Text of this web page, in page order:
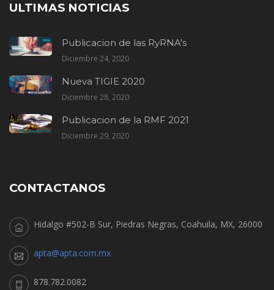
ULTIMAS NOTICIAS
Publicacion de las RyRNA's
Diciembre 24, 2020
Nueva TIGIE 2020
Diciembre 28, 2020
Publicacion de la RMF 2021
Diciembre 29, 2020
CONTACTANOS
Hidalgo #502-B Sur, Piedras Negras, Coahuila, MX, 26000
apta@apta.com.mx
878.782.0082